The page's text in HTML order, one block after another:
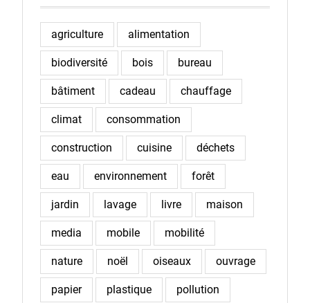
agriculture alimentation
biodiversité bois bureau
bâtiment cadeau chauffage
climat consommation
construction cuisine déchets
eau environnement forêt
jardin lavage livre maison
media mobile mobilité
nature noël oiseaux ouvrage
papier plastique pollution